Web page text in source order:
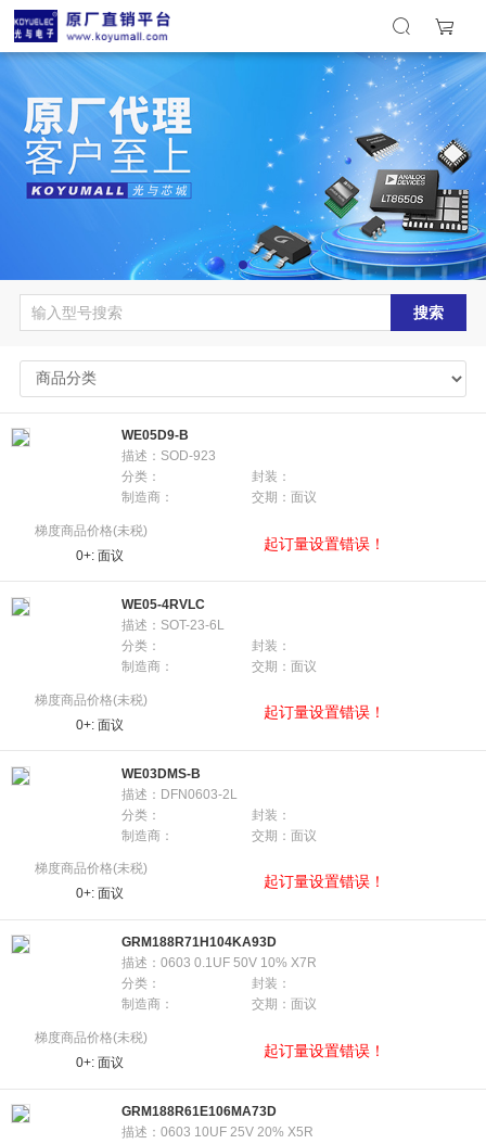
搜索
WE05D9-B
描述：SOD-923
分类：
封装：
制造商：
交期：面议
梯度商品价格(未税)
0+: 面议
起订量设置错误！
WE05-4RVLC
描述：SOT-23-6L
分类：
封装：
制造商：
交期：面议
梯度商品价格(未税)
0+: 面议
起订量设置错误！
WE03DMS-B
描述：DFN0603-2L
分类：
封装：
制造商：
交期：面议
梯度商品价格(未税)
0+: 面议
起订量设置错误！
GRM188R71H104KA93D
描述：0603 0.1UF 50V 10% X7R
分类：
封装：
制造商：
交期：面议
梯度商品价格(未税)
0+: 面议
起订量设置错误！
GRM188R61E106MA73D
描述：0603 10UF 25V 20% X5R